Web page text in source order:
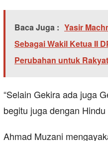
Baca Juga : Yasir
Sebagai Wakil Ketua II
Perubahan untuk
“Selain Gekira ada juga
begitu juga dengan
Ahmad Muzani